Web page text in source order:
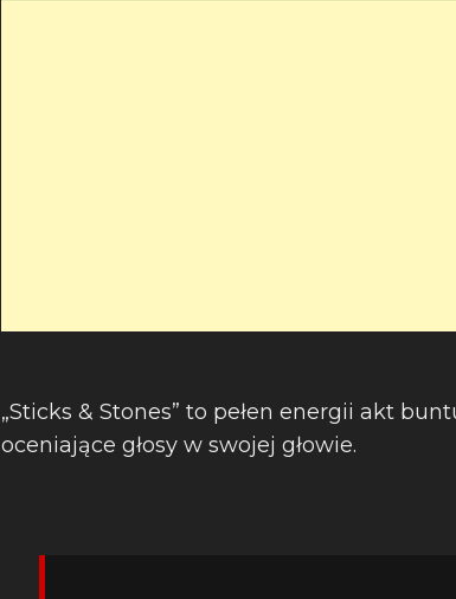
„Sticks & Stones” to pełen energii akt
oceniające głosy w swojej głowie.